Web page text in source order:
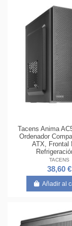
Tacens Anima
Ordenador
ATX, Frontal
TACENS
38,60 €
Añadir al